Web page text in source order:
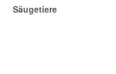
Säugetiere